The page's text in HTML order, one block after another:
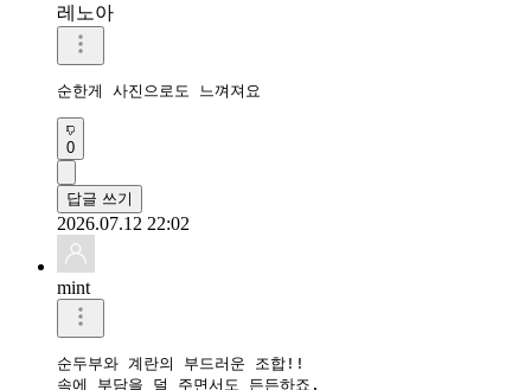
레노아
순한게 사진으로도 느껴져요
0
답글 쓰기
2026.07.12 22:02
mint
순두부와 계란의 부드러운 조합!!